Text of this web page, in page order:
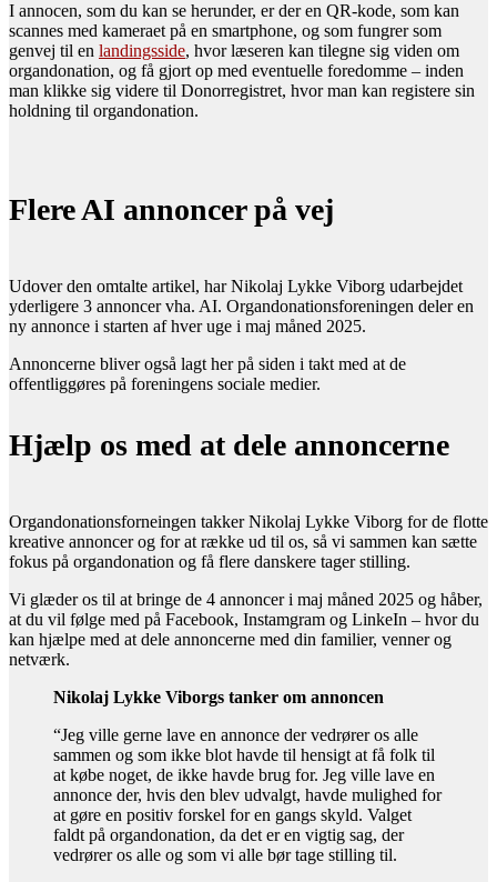
I annocen, som du kan se herunder, er der en QR-kode, som kan
scannes med kameraet på en smartphone, og som fungrer som
genvej til en landingsside, hvor læseren kan tilegne sig viden om
organdonation, og få gjort op med eventuelle foredomme – inden
man klikke sig videre til Donorregistret, hvor man kan registere sin
holdning til organdonation.
Flere AI annoncer på vej
Udover den omtalte artikel, har Nikolaj Lykke Viborg udarbejdet
yderligere 3 annoncer vha. AI. Organdonationsforeningen deler en
ny annonce i starten af hver uge i maj måned 2025.
Annoncerne bliver også lagt her på siden i takt med at de
offentliggøres på foreningens sociale medier.
Hjælp os med at dele annoncerne
Organdonationsforneingen takker Nikolaj Lykke Viborg for de flotte
kreative annoncer og for at række ud til os, så vi sammen kan sætte
fokus på organdonation og få flere danskere tager stilling.
Vi glæder os til at bringe de 4 annoncer i maj måned 2025 og håber,
at du vil følge med på Facebook, Instamgram og LinkeIn – hvor du
kan hjælpe med at dele annoncerne med din familier, venner og
netværk.
Nikolaj Lykke Viborgs tanker om annoncen
“Jeg ville gerne lave en annonce der vedrører os alle
sammen og som ikke blot havde til hensigt at få folk til
at købe noget, de ikke havde brug for. Jeg ville lave en
annonce der, hvis den blev udvalgt, havde mulighed for
at gøre en positiv forskel for en gangs skyld. Valget
faldt på organdonation, da det er en vigtig sag, der
vedrører os alle og som vi alle bør tage stilling til.